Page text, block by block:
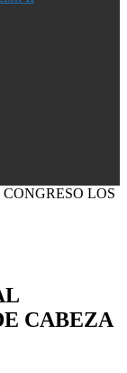
LOS
CABEZA